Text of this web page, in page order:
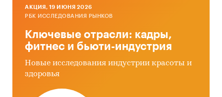
AКЦИЯ, 19 ИЮНЯ 2026
РБК ИССЛЕДОВАНИЯ РЫНКОВ
Ключевые отрасли: кадры,
фитнес и бьюти-индустрия
Новые исследования индустрии красоты и
здоровья